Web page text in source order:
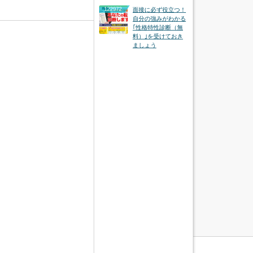
122972
面接に必ず役立つ！
自分の強みがわかる
｢性格特性診断（無
料）｣を受けておき
ましょう